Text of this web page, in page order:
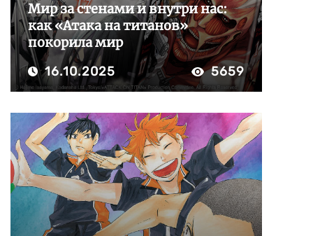
Мир за стенами и внутри нас:
как «Атака на титанов»
покорила мир
16.10.2025 5659